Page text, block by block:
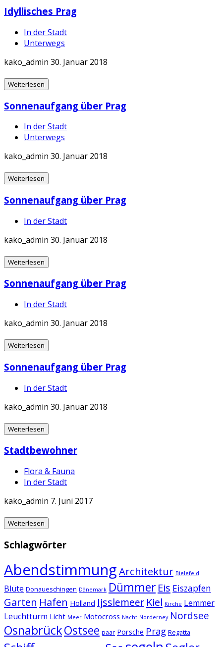
Idyllisches Prag
In der Stadt
Unterwegs
kako_admin 30. Januar 2018
Weiterlesen
Sonnenaufgang über Prag
In der Stadt
Unterwegs
kako_admin 30. Januar 2018
Weiterlesen
Sonnenaufgang über Prag
In der Stadt
kako_admin 30. Januar 2018
Weiterlesen
Sonnenaufgang über Prag
In der Stadt
kako_admin 30. Januar 2018
Weiterlesen
Sonnenaufgang über Prag
In der Stadt
kako_admin 30. Januar 2018
Weiterlesen
Stadtbewohner
Flora & Fauna
In der Stadt
kako_admin 7. Juni 2017
Weiterlesen
Schlagwörter
AbendstimmungArchitektur Bielefeld
Blüte Donaueschingen Dänemark Dümmer Eis Eiszapfen
Garten Hafen Holland Ijsslemeer Kiel Kirche Lemmer
Leuchtturm Licht Meer Motocross Nacht Norderney Nordsee
OsnabrückOstsee paar Porsche Prag Regatta